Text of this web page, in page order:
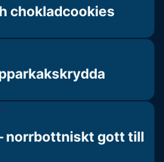
chokladcookies
norrbottniskt gott till